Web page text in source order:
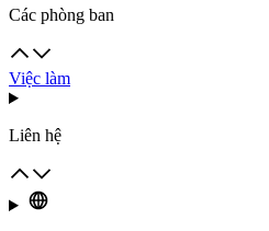
Các phòng ban
Việc làm
Liên hệ